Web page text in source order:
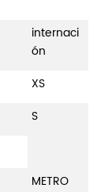
internaci
ón
XS
S
METRO